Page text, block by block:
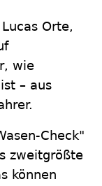
Orte,
wie
– aus
Check"
zweitgrößte
können